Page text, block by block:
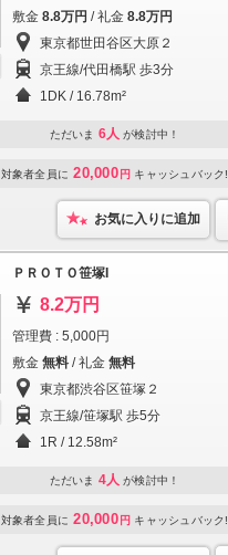
敷金 8.8万円 / 礼金 8.8万円
東京都世田谷区大原２
京王線/代田橋駅 歩3分
1DK / 16.78m²
ただいま 6人 が検討中！
対象者全員に 20,000 円 キャッシュバック!
お気に入りに追加
ＰＲＯＴＯ笹塚I
8.2万円
管理費 : 5,000円
敷金 無料 / 礼金 無料
東京都渋谷区笹塚２
京王線/笹塚駅 歩5分
1R / 12.58m²
ただいま 4人 が検討中！
対象者全員に 20,000 円 キャッシュバック!